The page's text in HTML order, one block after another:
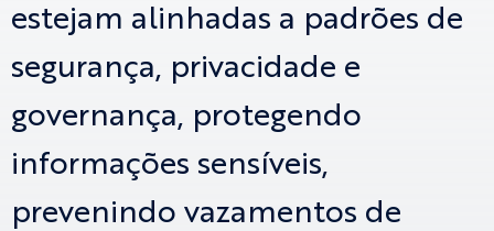
estejam alinhadas a padrões de
segurança, privacidade e
governança, protegendo
informações sensíveis,
prevenindo vazamentos de